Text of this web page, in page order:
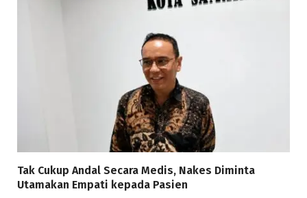
Tak Cukup Andal Secara Medis, Nakes Diminta
Utamakan Empati kepada Pasien